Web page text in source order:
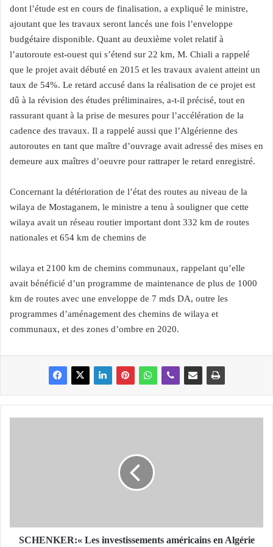
dont l’étude est en cours de finalisation, a expliqué le ministre,
ajoutant que les travaux seront lancés une fois l’enveloppe
budgétaire disponible. Quant au deuxième volet relatif à
l’autoroute est-ouest qui s’étend sur 22 km, M. Chiali a rappelé
que le projet avait débuté en 2015 et les travaux avaient atteint un
taux de 54%. Le retard accusé dans la réalisation de ce projet est
dû à la révision des études préliminaires, a-t-il précisé, tout en
rassurant quant à la prise de mesures pour l’accélération de la
cadence des travaux. Il a rappelé aussi que l’Algérienne des
autoroutes en tant que maître d’ouvrage avait adressé des mises en
demeure aux maîtres d’oeuvre pour rattraper le retard enregistré.
Concernant la détérioration de l’état des routes au niveau de la
wilaya de Mostaganem, le ministre a tenu à souligner que cette
wilaya avait un réseau routier important dont 332 km de routes
nationales et 654 km de chemins de
wilaya et 2100 km de chemins communaux, rappelant qu’elle
avait bénéficié d’un programme de maintenance de plus de 1000
km de routes avec une enveloppe de 7 mds DA, outre les
programmes d’aménagement des chemins de wilaya et
communaux, et des zones d’ombre en 2020.
:
SCHENKER:« Les investissements américains en Algérie